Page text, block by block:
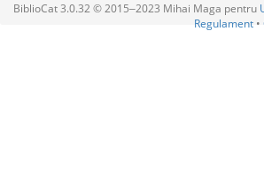
BiblioCat 3.0.32 © 2015‒2023 Mihai Maga pentru
Regulament •